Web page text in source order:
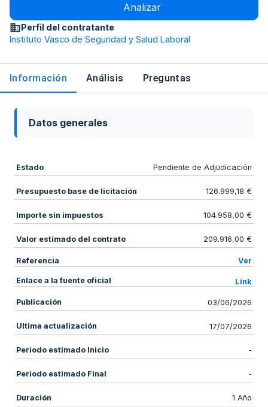
Analizar
Perfil del contratante
Instituto Vasco de Seguridad y Salud Laboral
Información Análisis Preguntas
Datos generales
Estado Pendiente de Adjudicación
Presupuesto base de licitación 126.999,18 €
Importe sin impuestos 104.958,00 €
Valor estimado del contrato 209.916,00 €
Referencia Ver
Enlace a la fuente oficial Link
Publicación 03/06/2026
Ultima actualización 17/07/2026
Periodo estimado Inicio -
Periodo estimado Final -
Duración 1 Año